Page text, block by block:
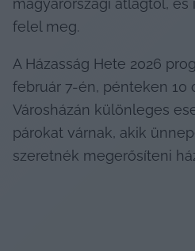
magyarországi átlagtól, és
felel meg.
A Házasság Hete 2026
február 7-én, pénteken 10
Városházán különleges
párokat várnak, akik
szeretnék megerősíteni